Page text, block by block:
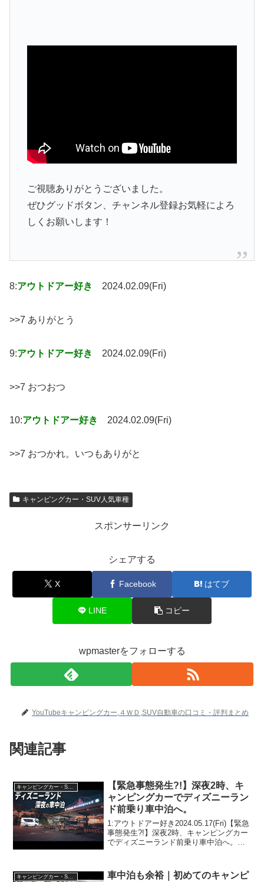
ご視聴ありがとうございました。
ぜひグッドボタン、チャンネル登録お気軽によろ
しくお願いします！
8:アウトドアー好き 2024.02.09(Fri)
>>7 ありがとう
9:アウトドアー好き 2024.02.09(Fri)
>>7 おつおつ
10:アウトドアー好き 2024.02.09(Fri)
>>7 おつかれ。いつもありがと
キャンピングカー・SUV人気車種
スポンサーリンク
シェアする
X Facebook はてブ
LINE コピー
wpmasterをフォローする
YouTubeキャンピングカー,４ＷＤ,SUV自動車の口コミ・評判まとめ
関連記事
【緊急事態発生?!】深夜2時、キ
ャンピングカーでディズニーラン
ド前乗り車中泊へ。
1:アウトドアー好き2024.05.17(Fri)【緊急
事態発生?!】深夜2時、キャンピングカー
でディズニーランド前乗り車中泊へ。っ
この動画は注目です！...
キャンピングカー・SUV人気車種
車中泊も余裕｜初めてのキャンピ